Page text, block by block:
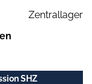
Zentrallager
SHZ